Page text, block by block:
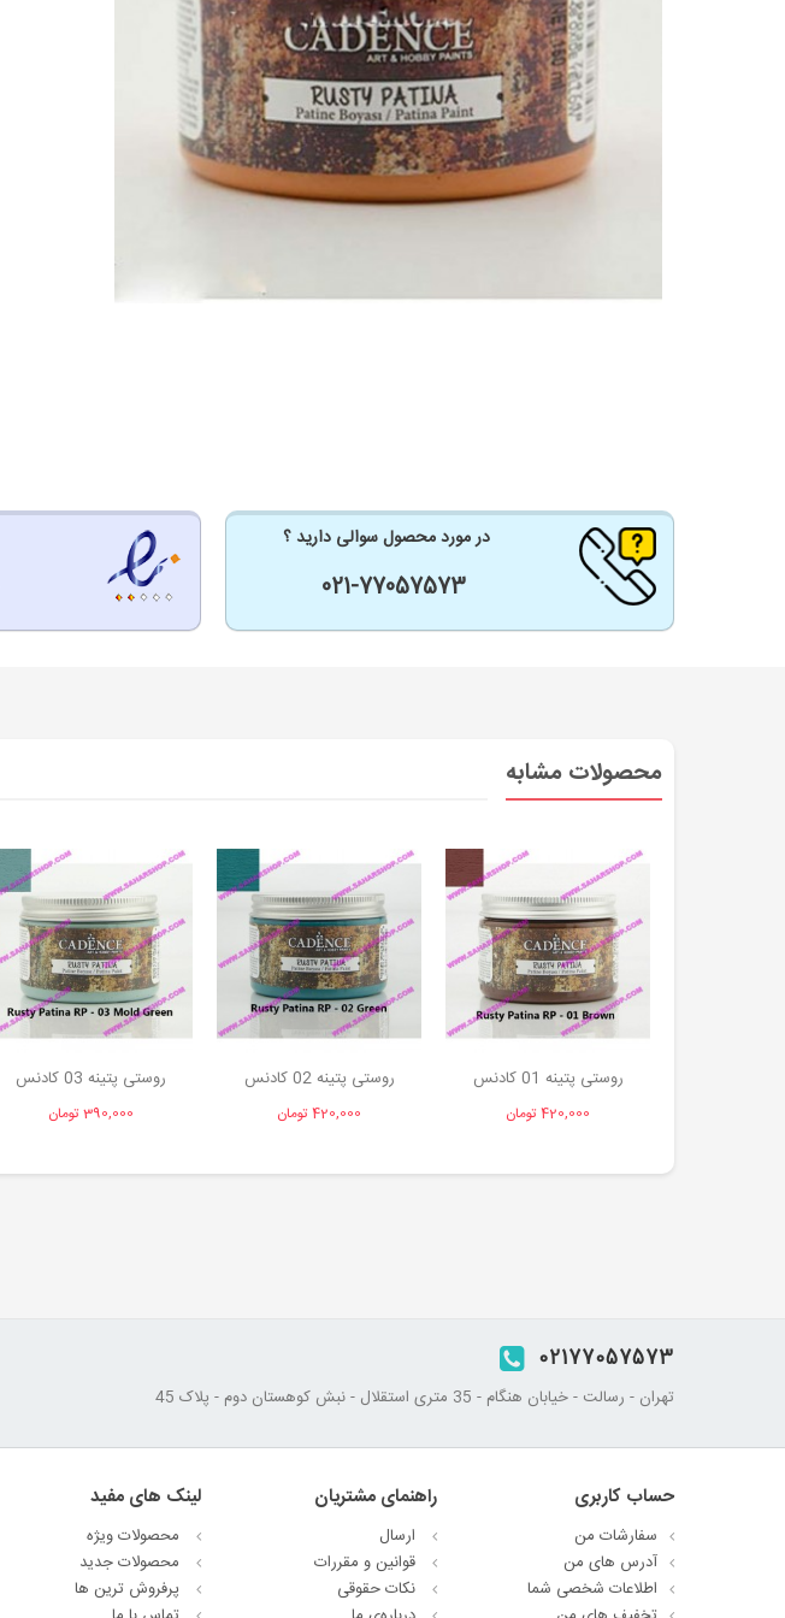
در مورد محصول سوالی دارید ؟
021-77057573
محصولات مشابه
روستی پتینه 01 کادنس
420,000 تومان
روستی پتینه 02 کادنس
420,000 تومان
روستی پتینه 03 کادنس
390,000 تومان
02177057573
تهران - رسالت - خیابان هنگام - 35 متری استقلال - نبش کوهستان دوم - پلاک 45
حساب کاربری
سفارشات من
آدرس های من
اطلاعات شخصی شما
راهنمای مشتریان
ارسال
قوانین و مقررات
نکات حقوقی
لینک های مفید
محصولات ویژه
محصولات جدید
پرفروش ترین‌ ها